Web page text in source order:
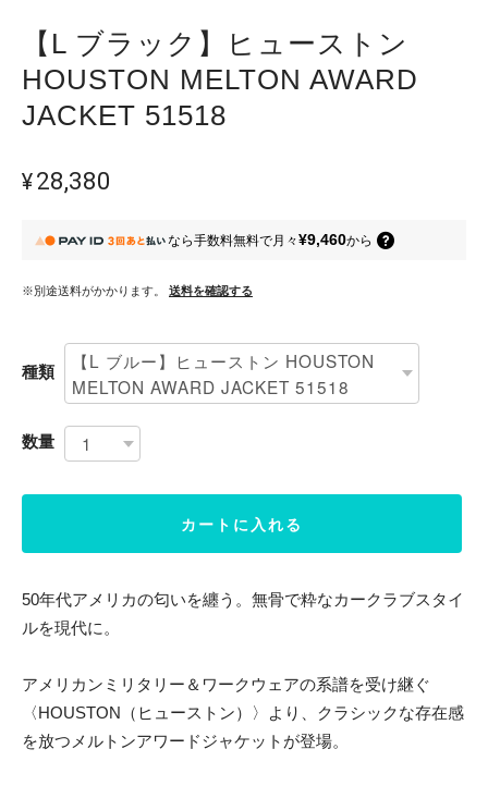
【L ブラック】ヒューストン
HOUSTON MELTON AWARD
JACKET 51518
¥28,380
なら手数料無料で月々¥9,460から
※別途送料がかかります。 送料を確認する
種類
数量
カートに入れる
50年代アメリカの匂いを纏う。無骨で粋なカークラブスタイ
ルを現代に。
アメリカンミリタリー＆ワークウェアの系譜を受け継ぐ
〈HOUSTON（ヒューストン）〉より、クラシックな存在感
を放つメルトンアワードジャケットが登場。